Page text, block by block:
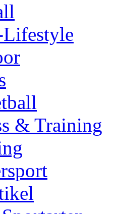
Lifestyle
& Training